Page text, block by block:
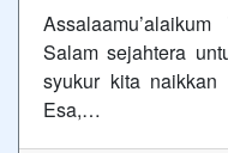
Salam sejahtera
syukur kita
Esa,…